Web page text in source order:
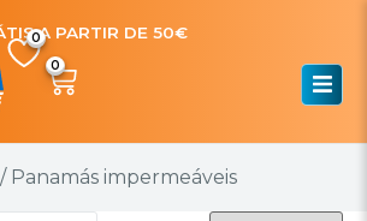
A PARTIR DE 50€
0
/ Panamás impermeáveis